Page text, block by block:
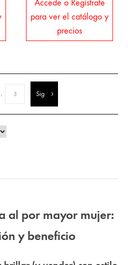
Accede o Regístrate
para ver el catálogo y
precios
3 Sig
al por mayor mujer:
y beneficio